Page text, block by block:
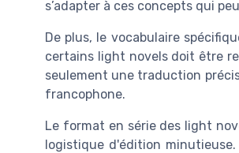
s’adapter à ces concepts qui
De plus, le vocabulaire
certains light novels doit être
seulement une traduction
francophone.
Le format en série des light
logistique d'édition